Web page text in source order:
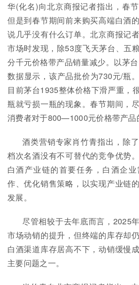
华(化名)向北京商报记者指出，春
但是到春节期间前来购买高端白酒
说几乎没有什么订单。北京商报记
市场时发现，除53度飞天茅台、五
分千元价格带产品销量减少。以茅
数据显示，该产品批价为730元/瓶
目前茅台1935整体价格下滑严重，
瓶就亏损一瓶的现象。春节期间，
消费者对于800—1000元价格带产品
酒类营销专家肖竹青指出，除
档次名酒没有不可替代的竞争优势
白酒产业链的首要任务，白酒企
作、优化销售策略，以实现产业链
发展。
尽管相较于去年底而言，2025
市场动销的提升，但终端的库存却
白酒渠道库存居高不下，动销缓慢
主要问题之一。